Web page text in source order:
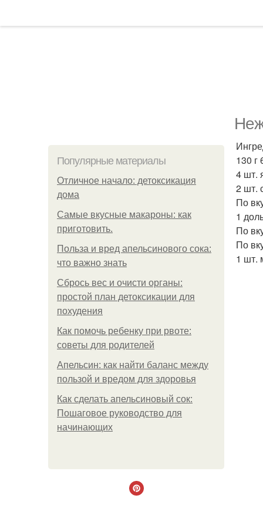
Популярные материалы
Отличное начало: детоксикация
дома
Самые вкусные макароны: как
приготовить.
Польза и вред апельсинового сока:
что важно знать
Сбрось вес и очисти органы:
простой план детоксикации для
похудения
Как помочь ребенку при рвоте:
советы для родителей
Апельсин: как найти баланс между
пользой и вредом для здоровья
Как сделать апельсиновый сок:
Пошаговое руководство для
начинающих
130 г
4 шт.
2 шт.
По
1
По
По
1 шт.